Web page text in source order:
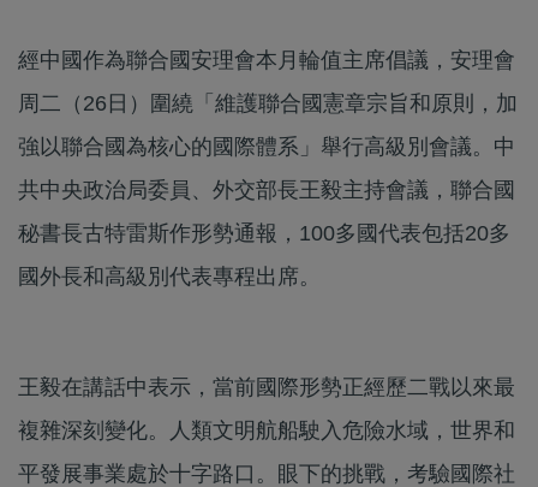
經中國作為聯合國安理會本月輪值主席倡議，安理會
周二（26日）圍繞「維護聯合國憲章宗旨和原則，加
強以聯合國為核心的國際體系」舉行高級別會議。中
共中央政治局委員、外交部長王毅主持會議，聯合國
秘書長古特雷斯作形勢通報，100多國代表包括20多
國外長和高級別代表專程出席。
王毅在講話中表示，當前國際形勢正經歷二戰以來最
複雜深刻變化。人類文明航船駛入危險水域，世界和
平發展事業處於十字路口。眼下的挑戰，考驗國際社